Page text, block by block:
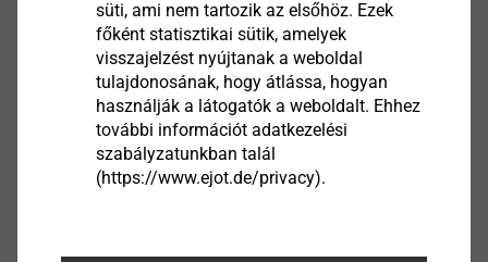
​​​​​​​Ezeket a csavarfejformákat különösen faszerkezetek
csavarozásánál használják. A csavarfej be van húzva
az építőelembe. A rögzítőelem kihajlása itt nem játszik
olyan nagy szerepet, mivel a csavar nagyon gyorsan
csavarodik a fába. A fémszerekezetnél a csavarfej
kúpját először le kell süllyeszteni, különben a csavar
süti, ami nem tartozik az elsőhöz. Ezek
főként statisztikai sütik, amelyek
visszajelzést nyújtanak a weboldal
tulajdonosának, hogy átlássa, hogyan
használják a látogatók a weboldalt. Ehhez
további információt adatkezelési
szabályzatunkban talál
(https://www.ejot.de/privacy).